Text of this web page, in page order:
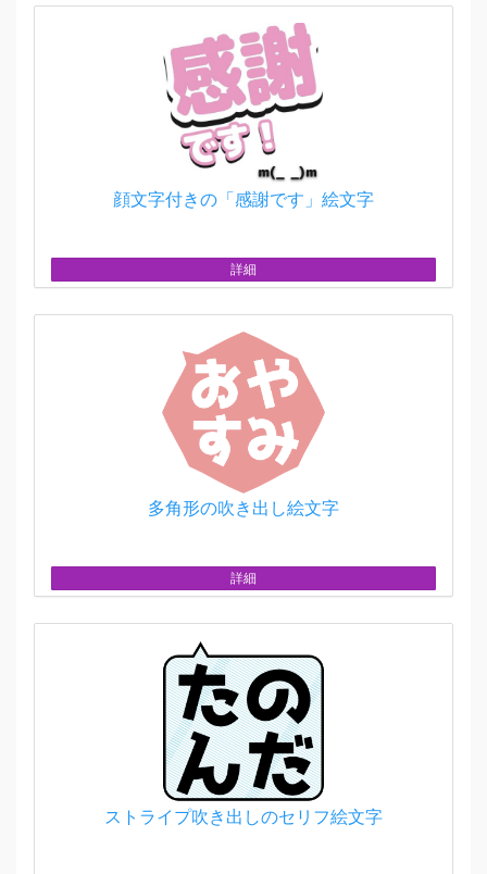
顔文字付きの「感謝です」絵文字
詳細
多角形の吹き出し絵文字
詳細
ストライプ吹き出しのセリフ絵文字